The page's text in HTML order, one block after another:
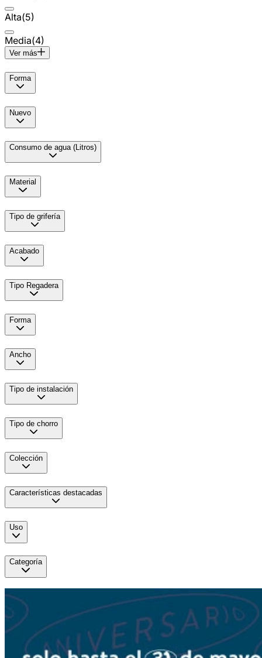
Alta(5)
Media(4)
Ver más
Forma
Nuevo
Consumo de agua (Litros)
Material
Tipo de grifería
Acabado
Tipo Regadera
Forma
Ancho
Tipo de instalación
Tipo de chorro
Colección
Características destacadas
Uso
Categoría